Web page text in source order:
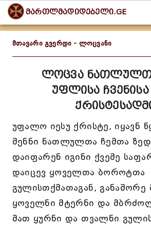
მართლმადიდებელი.GE
მთავარი გვერდი - ლოცვანი
ლოცვა
უფლისა ჩვენისა
უფალო იესუ ქრისტე, იყავნ
შენნი ნათლულთა ჩემთა
დაიფარენ იგინი ქვეშე
დაიცევ ყოველთა ბოროტთა
გულისთქმათაგან, განაშორე
ყოველნი მტერნი და
მათ ყურნი და თვალნი